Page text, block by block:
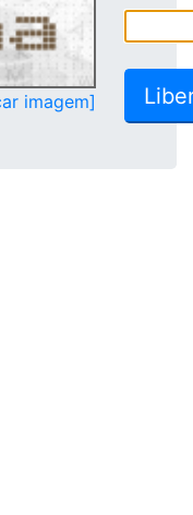
imagem]